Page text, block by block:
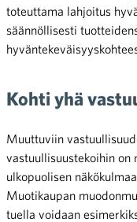
toteuttama lahjoitus
säännöllisesti
Kohti yhä
Muuttuviin
vastuullisuustekoihin on
ulkopuolisen
Muotikaupan
tuella voidaan